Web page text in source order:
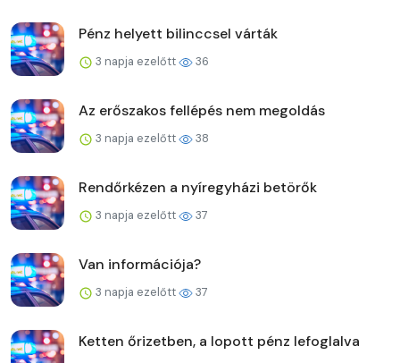
Pénz helyett bilinccsel várták
3 napja ezelőtt 36
Az erőszakos fellépés nem megoldás
3 napja ezelőtt 38
Rendőrkézen a nyíregyházi betörők
3 napja ezelőtt 37
Van információja?
3 napja ezelőtt 37
Ketten őrizetben, a lopott pénz lefoglalva